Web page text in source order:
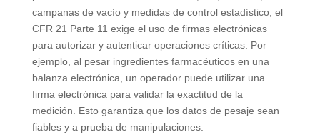
campanas de vacío y medidas de control estadístico, el
CFR 21 Parte 11 exige el uso de firmas electrónicas
para autorizar y autenticar operaciones críticas. Por
ejemplo, al pesar ingredientes farmacéuticos en una
balanza electrónica, un operador puede utilizar una
firma electrónica para validar la exactitud de la
medición. Esto garantiza que los datos de pesaje sean
fiables y a prueba de manipulaciones.